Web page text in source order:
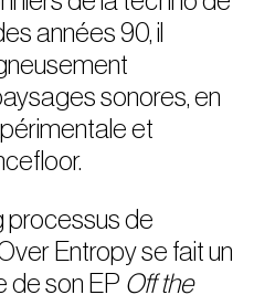
années 90, il
sonores, en
et
processus de
Entropy se fait un
de son EP Off the